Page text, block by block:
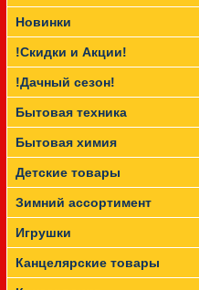
Прайс-
Новинки
!Скидки и Акции!
!Дачный сезон!
Бытовая техника
Бытовая химия
Детские товары
Зимний ассортимент
Игрушки
Канцелярские товары